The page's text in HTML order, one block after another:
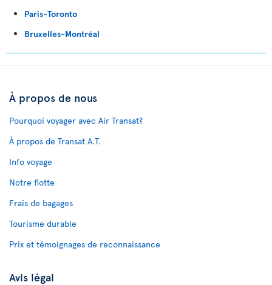
Paris-Toronto
Bruxelles-Montréal
À propos de nous
Pourquoi voyager avec Air Transat?
À propos de Transat A.T.
Info voyage
Notre flotte
Frais de bagages
Tourisme durable
Prix et témoignages de reconnaissance
Avis légal